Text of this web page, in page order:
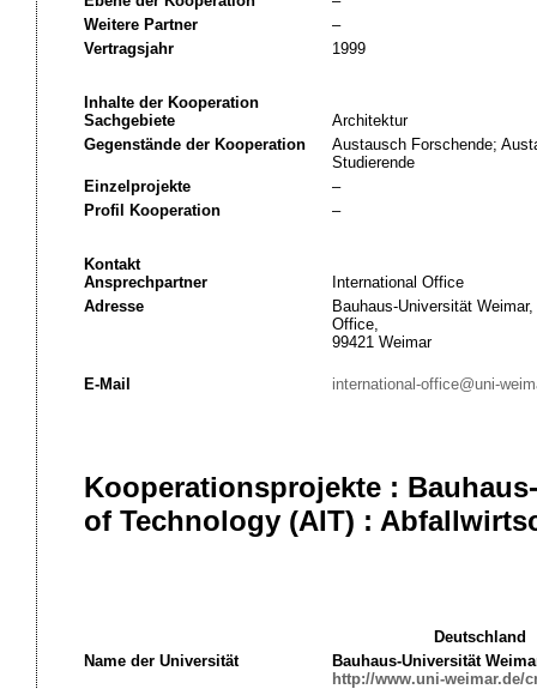
Weitere Partner
–
Vertragsjahr
1999
Inhalte der Kooperation
Sachgebiete
Architektur
Gegenstände der Kooperation
Austausch Forschende;
Studierende
Einzelprojekte
–
Profil Kooperation
–
Kontakt
Ansprechpartner
International Office
Adresse
Bauhaus-Universität
Office,
99421 Weimar
E-Mail international-office@uni-
Kooperationsprojekte :
of Technology (AIT) :
Deutschland
Name der Universität
Bauhaus-Universität
http://www.uni-weimar.de/